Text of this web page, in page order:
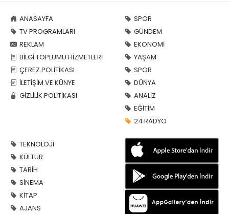
ANASAYFA
TV PROGRAMLARI
REKLAM
BİLGİ TOPLUMU HİZMETLERİ
ÇEREZ POLİTİKASI
İLETİŞİM VE KÜNYE
GİZLİLİK POLİTİKASI
SPOR
GÜNDEM
EKONOMİ
YAŞAM
SPOR
DÜNYA
ANALİZ
EĞİTİM
24 RADYO
TEKNOLOJİ
KÜLTÜR
TARİH
SİNEMA
KİTAP
AJANS